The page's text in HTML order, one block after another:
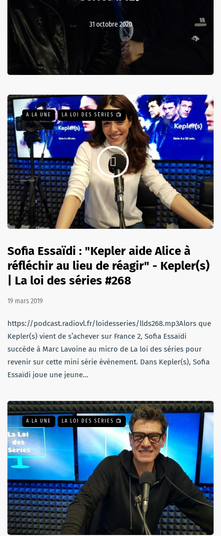
31 octobre 2020
A LA UNE LA LOI DES SÉRIES 📺
Sofia Essaïdi : "Kepler aide Alice à
réfléchir au lieu de réagir" - Kepler(s)
| La loi des séries #268
19 mars 2019
https://podcast.radiovl.fr/loidesseries/llds268.mp3Alors que
Kepler(s) vient de s’achever sur France 2, Sofia Essaïdi
succède à Marc Lavoine au micro de La loi des séries pour
revenir sur cette mini série événement. Dans Kepler(s), Sofia
Essaïdi joue une jeune…
A LA UNE LA LOI DES SÉRIES 📺